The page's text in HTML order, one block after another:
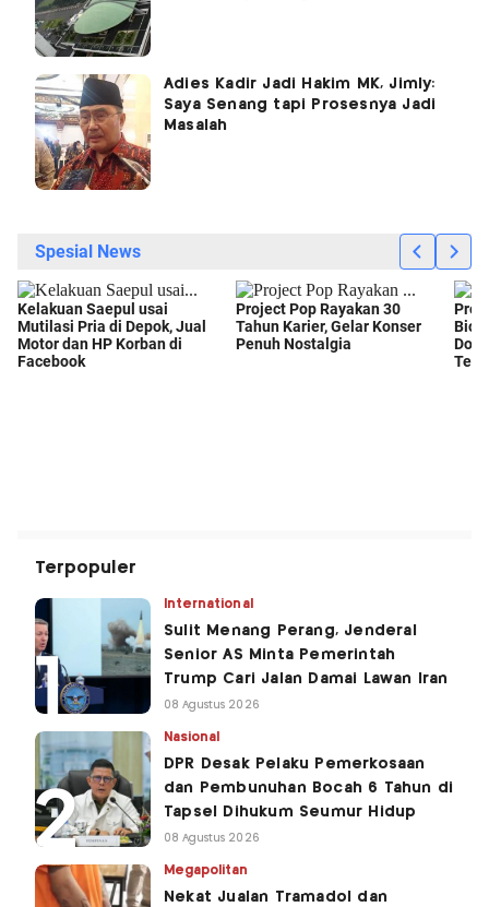
Adies Kadir Jadi Hakim MK, Jimly:
Saya Senang tapi Prosesnya Jadi
Masalah
Terpopuler
International
Sulit Menang Perang, Jenderal
Senior AS Minta Pemerintah
Trump Cari Jalan Damai Lawan Iran
08 Agustus 2026
Nasional
DPR Desak Pelaku Pemerkosaan
dan Pembunuhan Bocah 6 Tahun di
Tapsel Dihukum Seumur Hidup
08 Agustus 2026
Megapolitan
Nekat Jualan Tramadol dan